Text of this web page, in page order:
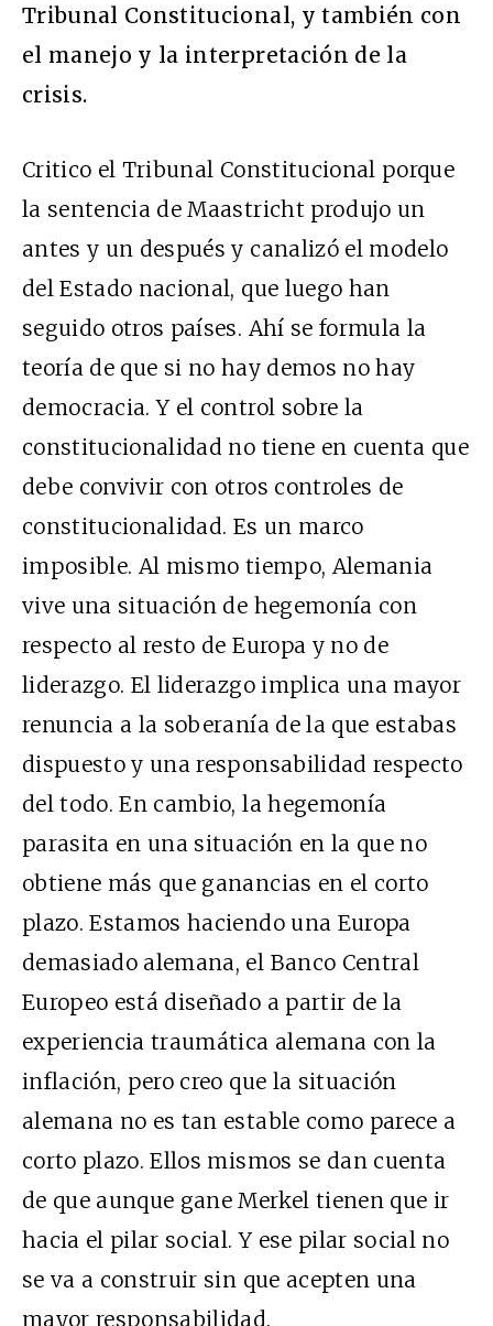
Tribunal Constitucional, y también con
el manejo y la interpretación de la
crisis.
Critico el Tribunal Constitucional porque
la sentencia de Maastricht produjo un
antes y un después y canalizó el modelo
del Estado nacional, que luego han
seguido otros países. Ahí se formula la
teoría de que si no hay demos no hay
democracia. Y el control sobre la
constitucionalidad no tiene en cuenta que
debe convivir con otros controles de
constitucionalidad. Es un marco
imposible. Al mismo tiempo, Alemania
vive una situación de hegemonía con
respecto al resto de Europa y no de
liderazgo. El liderazgo implica una mayor
renuncia a la soberanía de la que estabas
dispuesto y una responsabilidad respecto
del todo. En cambio, la hegemonía
parasita en una situación en la que no
obtiene más que ganancias en el corto
plazo. Estamos haciendo una Europa
demasiado alemana, el Banco Central
Europeo está diseñado a partir de la
experiencia traumática alemana con la
inflación, pero creo que la situación
alemana no es tan estable como parece a
corto plazo. Ellos mismos se dan cuenta
de que aunque gane Merkel tienen que ir
hacia el pilar social. Y ese pilar social no
se va a construir sin que acepten una
mayor responsabilidad.